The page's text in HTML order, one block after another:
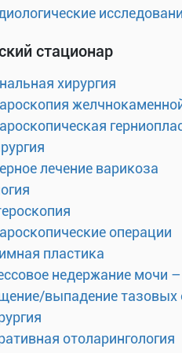
стационар
хирургия
лечение варикоза
операции
пластика
недержание мочи
выпадение тазовых
отоларингология